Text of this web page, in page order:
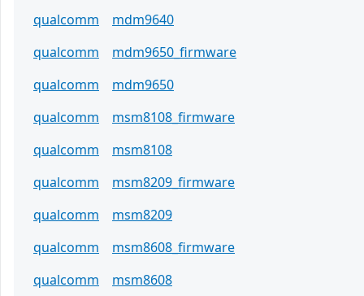
qualcomm
mdm9640
qualcomm
mdm9650_firmware
qualcomm
mdm9650
qualcomm
msm8108_firmware
qualcomm
msm8108
qualcomm
msm8209_firmware
qualcomm
msm8209
qualcomm
msm8608_firmware
qualcomm
msm8608